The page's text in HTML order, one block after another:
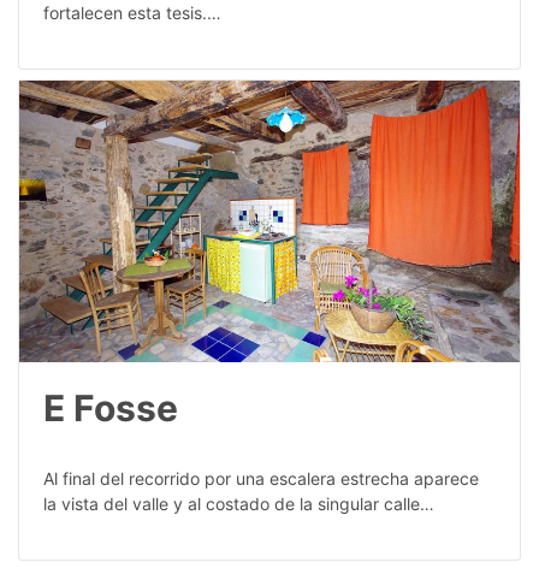
fortalecen esta tesis.…
E Fosse
Al final del recorrido por una escalera estrecha aparece
la vista del valle y al costado de la singular calle…